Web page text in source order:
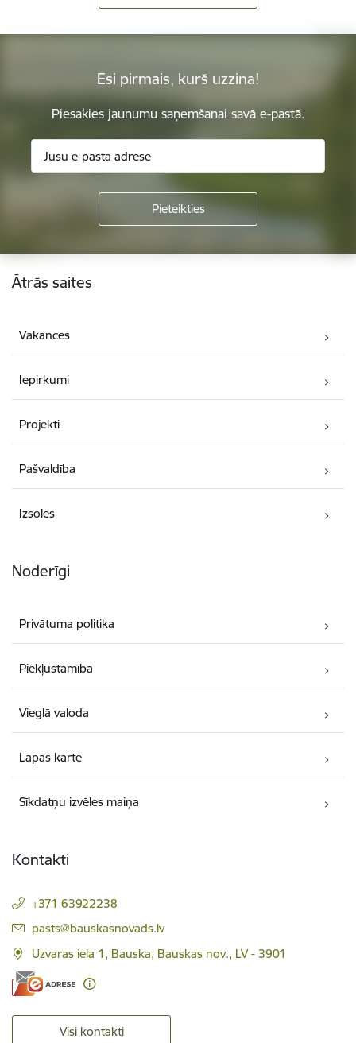
Esi pirmais, kurš uzzina!
Piesakies jaunumu saņemšanai savā e-pastā.
Kājene
Ātrās saites
Vakances
Iepirkumi
Projekti
Pašvaldība
Izsoles
Noderīgi
Privātuma politika
Piekļūstamība
Vieglā valoda
Lapas karte
Sīkdatņu izvēles maiņa
Kontakti
+371 63922238
E-pasts:
pasts@bauskasnovads.lv
Uzvaras iela 1, Bauska, Bauskas nov., LV - 3901
Visi kontakti